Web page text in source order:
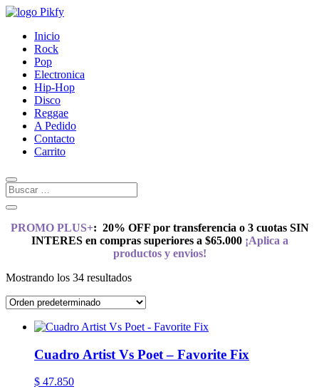
Inicio
Rock
Pop
Electronica
Hip-Hop
Disco
Reggae
A Pedido
Contacto
Carrito
PROMO PLUS+: 20% OFF por transferencia o 3 cuotas SIN
INTERES en compras superiores a $65.000¡Aplica a
productos y envios!
Mostrando los 34 resultados
Cuadro Artist Vs Poet – Favorite Fix
$ 47.850